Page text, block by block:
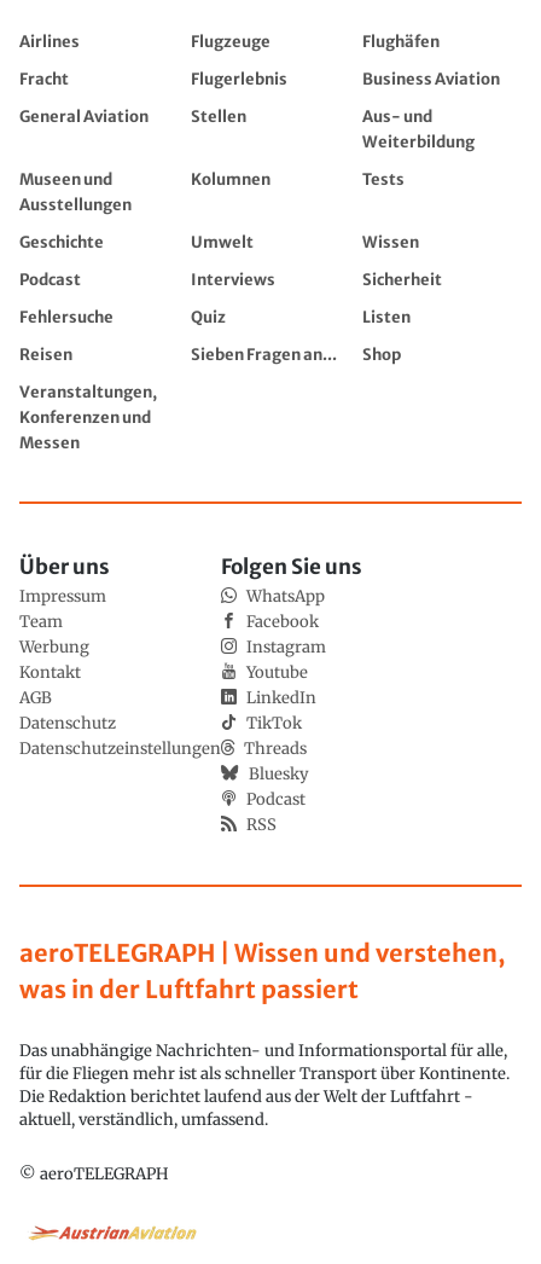
Airlines Flugzeuge
Flughäfen
Fracht
Flugerlebnis
Business Aviation
General Aviation
Stellen
Aus- und
Weiterbildung
Museen und
Ausstellungen
Kolumnen Tests
Geschichte Umwelt
Wissen
Podcast
Interviews
Sicherheit
Fehlersuche
Quiz
Listen
Reisen
Sieben Fragen an...
Shop
Veranstaltungen,
Konferenzen und
Messen
aeroTELEGRAPH | Wissen und verstehen,
was in der Luftfahrt passiert
Das unabhängige Nachrichten- und Informationsportal für alle,
für die Fliegen mehr ist als schneller Transport über Kontinente.
Die Redaktion berichtet laufend aus der Welt der Luftfahrt -
aktuell, verständlich, umfassend.
© aeroTELEGRAPH
Über uns
Impressum
Team
Werbung
Kontakt
AGB
Datenschutz
Datenschutzeinstellungen
Folgen Sie uns
WhatsApp
Facebook
Instagram
Youtube
LinkedIn
TikTok
Threads
Bluesky
Podcast
RSS